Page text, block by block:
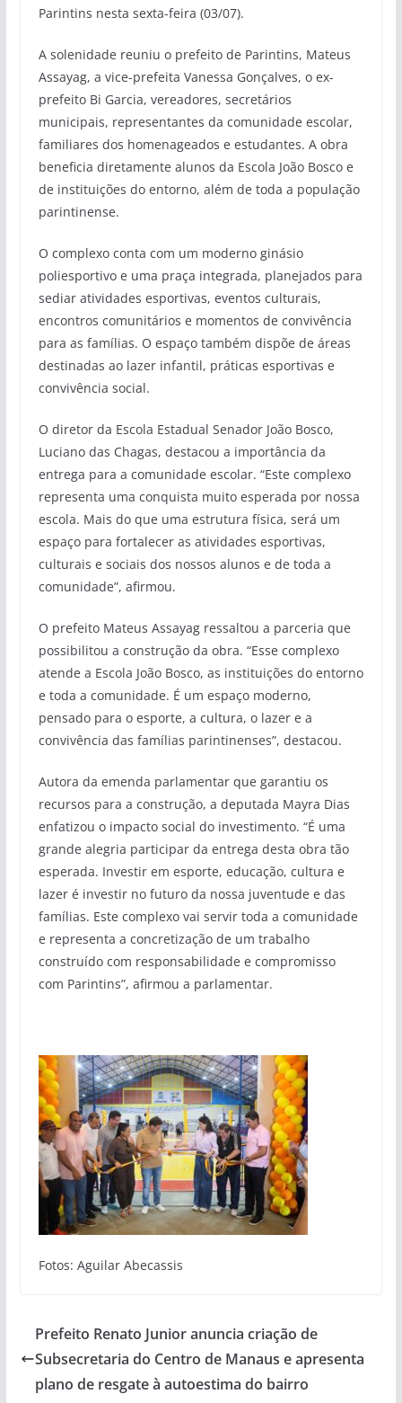
Parintins nesta sexta-feira (03/07).
A solenidade reuniu o prefeito de Parintins, Mateus
Assayag, a vice-prefeita Vanessa Gonçalves, o ex-
prefeito Bi Garcia, vereadores, secretários
municipais, representantes da comunidade escolar,
familiares dos homenageados e estudantes. A obra
beneficia diretamente alunos da Escola João Bosco e
de instituições do entorno, além de toda a população
parintinense.
O complexo conta com um moderno ginásio
poliesportivo e uma praça integrada, planejados para
sediar atividades esportivas, eventos culturais,
encontros comunitários e momentos de convivência
para as famílias. O espaço também dispõe de áreas
destinadas ao lazer infantil, práticas esportivas e
convivência social.
O diretor da Escola Estadual Senador João Bosco,
Luciano das Chagas, destacou a importância da
entrega para a comunidade escolar. “Este complexo
representa uma conquista muito esperada por nossa
escola. Mais do que uma estrutura física, será um
espaço para fortalecer as atividades esportivas,
culturais e sociais dos nossos alunos e de toda a
comunidade”, afirmou.
O prefeito Mateus Assayag ressaltou a parceria que
possibilitou a construção da obra. “Esse complexo
atende a Escola João Bosco, as instituições do entorno
e toda a comunidade. É um espaço moderno,
pensado para o esporte, a cultura, o lazer e a
convivência das famílias parintinenses”, destacou.
Autora da emenda parlamentar que garantiu os
recursos para a construção, a deputada Mayra Dias
enfatizou o impacto social do investimento. “É uma
grande alegria participar da entrega desta obra tão
esperada. Investir em esporte, educação, cultura e
lazer é investir no futuro da nossa juventude e das
famílias. Este complexo vai servir toda a comunidade
e representa a concretização de um trabalho
construído com responsabilidade e compromisso
com Parintins”, afirmou a parlamentar.
Fotos: Aguilar Abecassis
Prefeito Renato Junior anuncia criação de
Subsecretaria do Centro de Manaus e apresenta
plano de resgate à autoestima do bairro